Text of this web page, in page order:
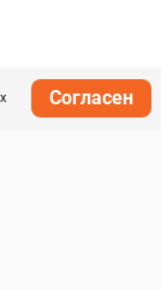
Согласен